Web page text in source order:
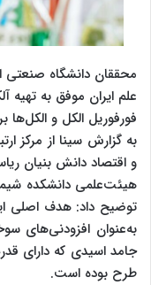
محققان دانشگاه صنعتی
علم ایران موفق به تهیه
فورفوریل الکل و
به گزارش سینا از مرکز
و اقتصاد دانش بنیان
هیئت‌علمی دانشکده
توضیح داد: هدف اصلی
به‌عنوان افزودنی‌های
جامد اسیدی که دارای
طرح بوده است.